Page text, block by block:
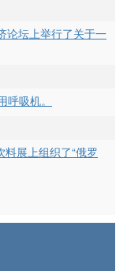
论坛上举行了关于一
吸机。
展上组织了“俄罗